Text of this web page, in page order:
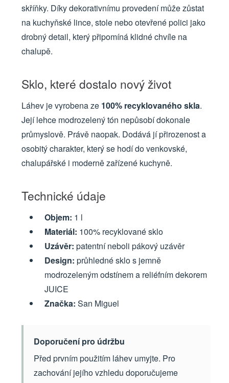
skříňky. Díky dekorativnímu provedení může zůstat
na kuchyňské lince, stole nebo otevřené polici jako
drobný detail, který připomíná klidné chvíle na
chalupě.
Sklo, které dostalo nový život
Láhev je vyrobena ze 100% recyklovaného skla.
Její lehce modrozelený tón nepůsobí dokonale
průmyslově. Právě naopak. Dodává jí přirozenost a
osobitý charakter, který se hodí do venkovské,
chalupářské i moderně zařízené kuchyně.
Technické údaje
Objem: 1 l
Materiál: 100% recyklované sklo
Uzávěr: patentní neboli pákový uzávěr
Design: průhledné sklo s jemně
modrozeleným odstínem a reliéfním dekorem
JUICE
Značka: San Miguel
Doporučení pro údržbu
Před prvním použitím láhev umyjte. Pro
zachování jejího vzhledu doporučujeme